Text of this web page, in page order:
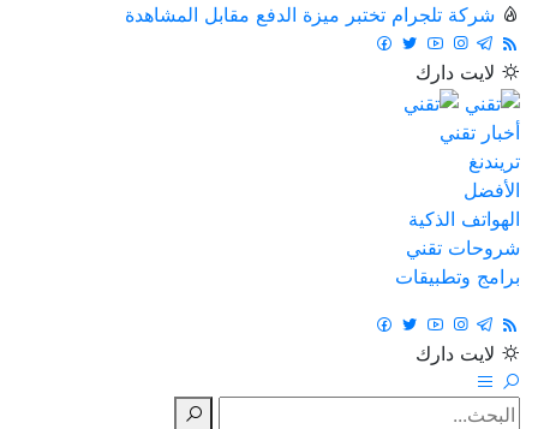
شركة تلجرام تختبر ميزة الدفع مقابل المشاهدة
لايت دارك
أخبار تقني
تريندنغ
الأفضل
الهواتف الذكية
شروحات تقني
برامج وتطبيقات
لايت دارك